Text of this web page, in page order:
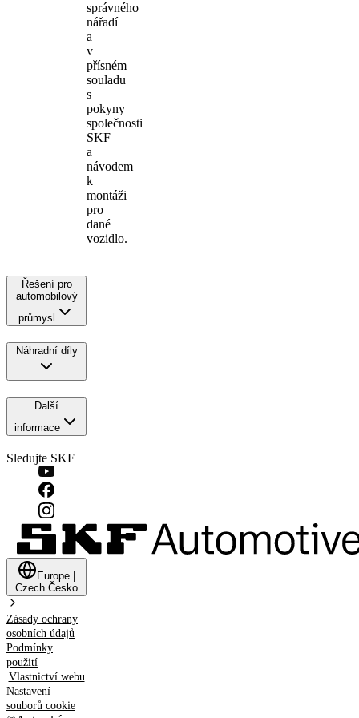
správného
nářadí
a
v
přísném
souladu
s
pokyny
společnosti
SKF
a
návodem
k
montáži
pro
dané
vozidlo.
Řešení pro
automobilový
průmysl
Náhradní díly
Další
informace
Sledujte SKF
Europe
Czech Česko
Zásady ochrany
osobních údajů
Podmínky
použití
Vlastnictví webu
Nastavení
souborů cookie